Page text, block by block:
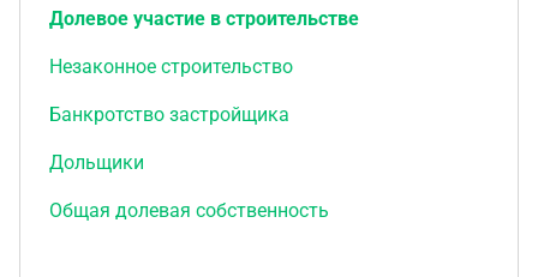
Долевое участие в строительстве
Незаконное строительство
Банкротство застройщика
Дольщики
Общая долевая собственность